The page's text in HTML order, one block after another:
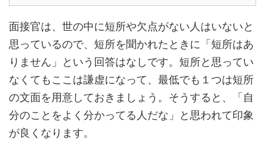
面接官は、世の中に短所や欠点がない人はいないと
思っているので、短所を聞かれたときに「短所はあ
りません」という回答はなしです。短所と思ってい
なくてもここは謙虚になって、最低でも１つは短所
の文面を用意しておきましょう。そうすると、「自
分のことをよく分かってる人だな」と思われて印象
が良くなります。